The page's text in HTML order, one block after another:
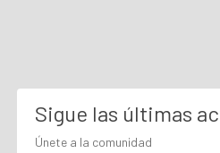
Sigue las últimas
Únete a la comunidad